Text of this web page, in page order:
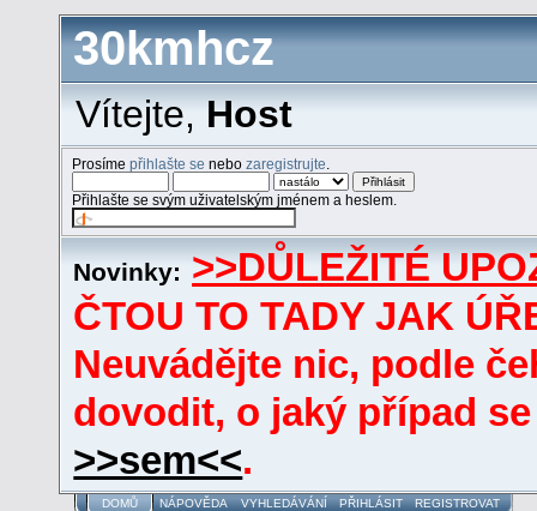
30kmhcz
Vítejte,Host
Prosímepřihlašte se nebozaregistrujte
Přihlašte se svým uživatelským jménem a heslem.
Novinky: >>DŮLEŽITÉ
ČTOU TO TADY JAK
Neuvádějte nic, podle
dovodit, o jaký případ
>>sem<<.
DOMŮ NÁPOVĚDA VYHLEDÁVÁNÍ PŘIHLÁSIT REGISTROVAT